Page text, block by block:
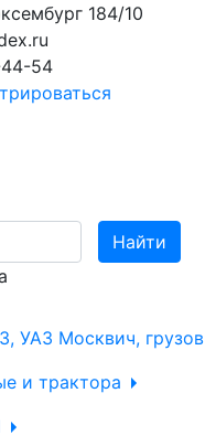
184/10
54
УАЗ Москвич,
и трактора